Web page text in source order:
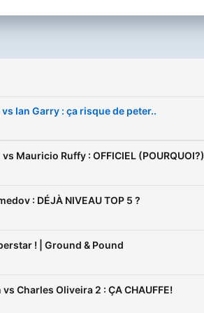
Ian Garry : ça risque de peter..
Mauricio Ruffy : OFFICIEL (POURQUOI?)
: DÉJÀ NIVEAU TOP 5 ?
! | Ground & Pound
Charles Oliveira 2 : ÇA CHAUFFE!